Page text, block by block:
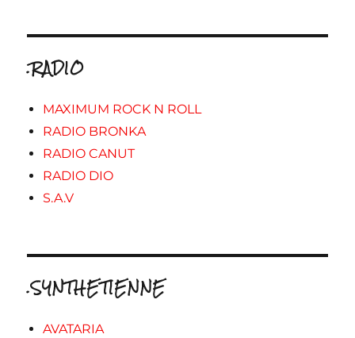
.RADIO
MAXIMUM ROCK N ROLL
RADIO BRONKA
RADIO CANUT
RADIO DIO
S.A.V
.SYNTHETIENNE
AVATARIA